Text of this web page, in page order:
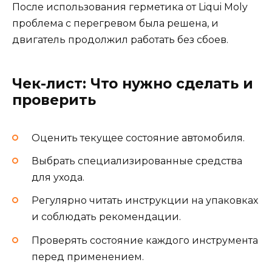
После использования герметика от Liqui Moly
проблема с перегревом была решена, и
двигатель продолжил работать без сбоев.
Чек-лист: Что нужно сделать и
проверить
Оценить текущее состояние автомобиля.
Выбрать специализированные средства
для ухода.
Регулярно читать инструкции на упаковках
и соблюдать рекомендации.
Проверять состояние каждого инструмента
перед применением.